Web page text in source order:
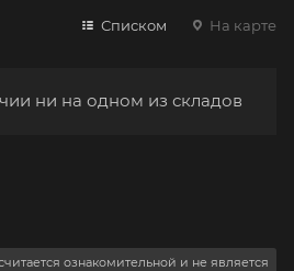
Списком На карте
ни на одном из складов
ознакомительной и не является